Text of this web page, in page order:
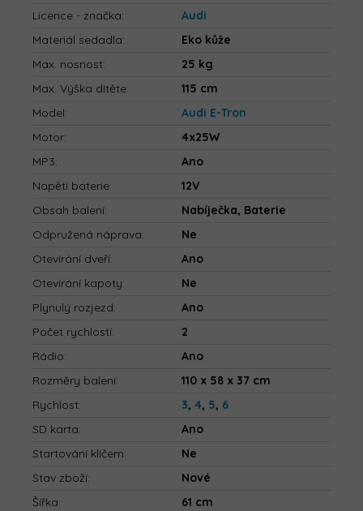
Licence - značka:
Audi
Materiál sedadla:
Eko kůže
Max. nosnost:
25 kg
Max. Výška dítěte:
115 cm
Model:
Audi E-Tron
Motor:
4x25W
MP3:
Ano
Napětí baterie:
12V
Obsah balení:
Nabíječka, Baterie
Odpružená náprava:
Ne
Otevírání dveří:
Ano
Otevírání kapoty:
Ne
Plynulý rozjezd:
Ano
Počet rychlostí:
2
Rádio:
Ano
Rozměry balení:
110 x 58 x 37 cm
Rychlost: 3, 4, 5, 6
SD karta:
Ano
Startování klíčem:
Ne
Stav zboží:
Nové
Šířka:
61 cm